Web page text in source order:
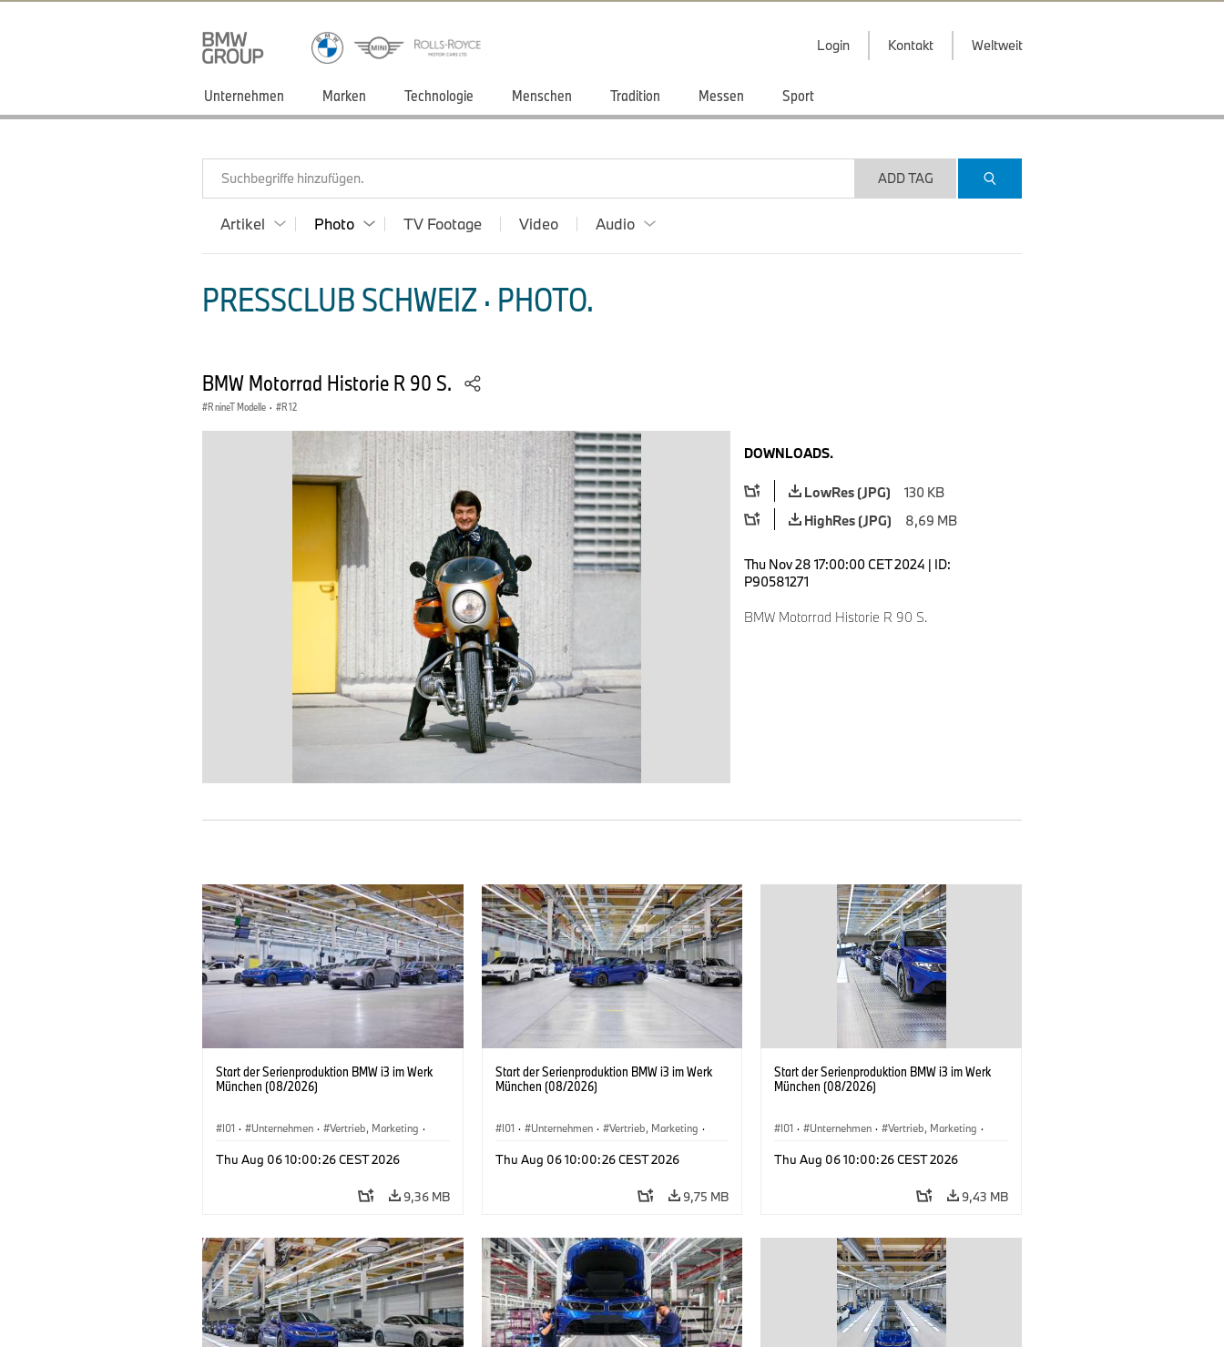
Login Kontakt Weltweit
Unternehmen Marken Technologie Menschen Tradition Messen Sport
Suchbegriffe hinzufügen. ADD TAG
Artikel Photo TV Footage Video Audio
PRESSCLUB SCHWEIZ · PHOTO.
BMW Motorrad Historie R 90 S.
R nineT Modelle · R 12
DOWNLOADS.
LowRes (JPG)
130 KB
HighRes (JPG)
8,69 MB
Thu Nov 28 17:00:00 CET 2024 | ID:
P90581271
BMW Motorrad Historie R 90 S.
Start der Serienproduktion BMW i3 im Werk
München (08/2026)
I01 · Unternehmen · Vertrieb, Marketing ·
Thu Aug 06 10:00:26 CEST 2026
9,36 MB
Start der Serienproduktion BMW i3 im Werk
München (08/2026)
I01 · Unternehmen · Vertrieb, Marketing ·
Thu Aug 06 10:00:26 CEST 2026
9,75 MB
Start der Serienproduktion BMW i3 im Werk
München (08/2026)
I01 · Unternehmen · Vertrieb, Marketing ·
Thu Aug 06 10:00:26 CEST 2026
9,43 MB